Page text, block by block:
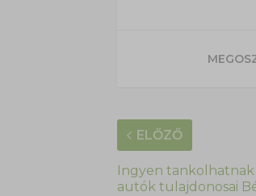
ELŐZŐ
Ingyen
autók tulajdonosai